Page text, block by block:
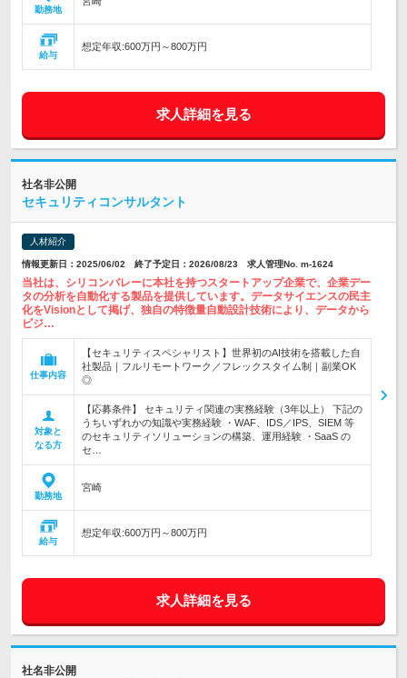
勤務地
給与
想定年収:600万円～800万円
求人詳細を見る
社名非公開
セキュリティコンサルタント
人材紹介
情報更新日：2025/06/02 終了予定日：2026/08/23 求人管理No. m-1624
当社は、シリコンバレーに本社を持つスタートアップ企業で、企業デー
タの分析を自動化する製品を提供しています。データサイエンスの民主
化をVisionとして掲げ、独自の特徴量自動設計技術により、データから
ビジ…
仕事内容
【セキュリティスペシャリスト】世界初のAI技術を搭載した自
社製品｜フルリモートワーク／フレックスタイム制｜副業OK
◎
対象と
なる方
【応募条件】 セキュリティ関連の実務経験（3年以上） 下記の
うちいずれかの知識や実務経験 ・WAF、IDS／IPS、SIEM 等
のセキュリティソリューションの構築、運用経験 ・SaaS の
セ…
勤務地
宮崎
給与
想定年収:600万円～800万円
求人詳細を見る
社名非公開